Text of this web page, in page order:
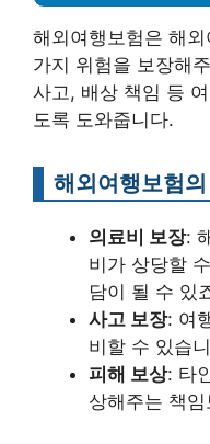
해외여행보험은 해
가지 위험을 보장해
사고, 배상 책임 등
도록 도와줍니다.
해외여행보험
의료비 보장:
비가 상당할
담이 될 수 있
사고 보장: 여
비할 수 있습
피해 보상: 타
상해주는 책